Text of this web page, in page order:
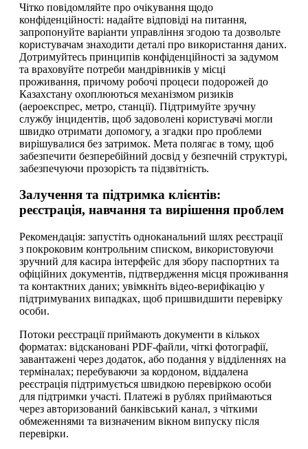
Чітко повідомляйте про очікування щодо
конфіденційності: надайте відповіді на питання,
запропонуйте варіанти управління згодою та дозвольте
користувачам знаходити деталі про використання даних.
Дотримуйтесь принципів конфіденційності за задумом
та враховуйте потреби мандрівників у місці
проживання, причому робочі процеси подорожей до
Казахстану охоплюються механізмом ризиків
(аероекспрес, метро, станції). Підтримуйте зручну
службу інцидентів, щоб задоволені користувачі могли
швидко отримати допомогу, а згадки про проблеми
вирішувалися без затримок. Мета полягає в тому, щоб
забезпечити безперебійний досвід у безпечній структурі,
забезпечуючи прозорість та підзвітність.
Залучення та підтримка клієнтів:
реєстрація, навчання та вирішення проблем
Рекомендація: запустіть одноканальний шлях реєстрації
з покроковим контрольним списком, використовуючи
зручний для касира інтерфейс для збору паспортних та
офіційних документів, підтвердження місця проживання
та контактних даних; увімкніть відео-верифікацію у
підтримуваних випадках, щоб пришвидшити перевірку
особи.
Потоки реєстрації приймають документи в кількох
форматах: відскановані PDF-файли, чіткі фотографії,
завантажені через додаток, або подання у відділеннях на
терміналах; перебуваючи за кордоном, віддалена
реєстрація підтримується швидкою перевіркою особи
для підтримки участі. Платежі в рублях приймаються
через авторизований банківський канал, з чіткими
обмеженнями та визначеним вікном випуску після
перевірки.